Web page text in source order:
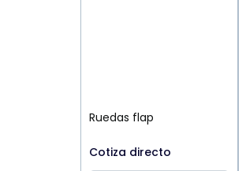
Ruedas flap
Cotiza directo